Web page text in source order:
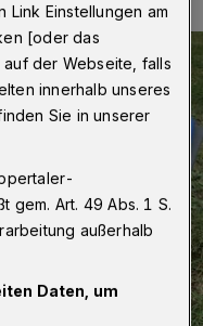
Link Einstellungen am
[oder das
der Webseite, falls
innerhalb unseres
Sie in unserer
gem. Art. 49 Abs. 1 S.
außerhalb
Daten, um